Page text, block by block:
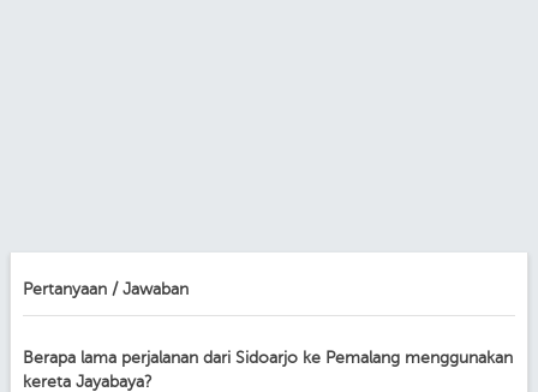
Pertanyaan / Jawaban
Berapa lama perjalanan dari Sidoarjo ke Pemalang menggunakan
kereta Jayabaya?